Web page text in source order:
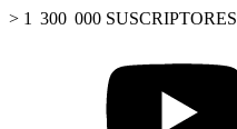
> 1 300 000 SUSCRIPTORES